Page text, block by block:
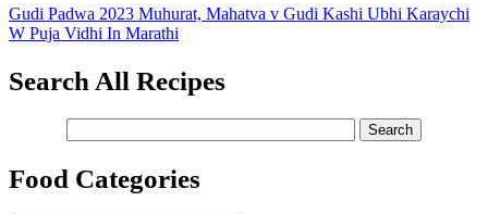
Gudi Padwa 2023 Muhurat, Mahatva v Gudi Kashi Ubhi Karaychi
W Puja Vidhi In Marathi
Search All Recipes
Food Categories